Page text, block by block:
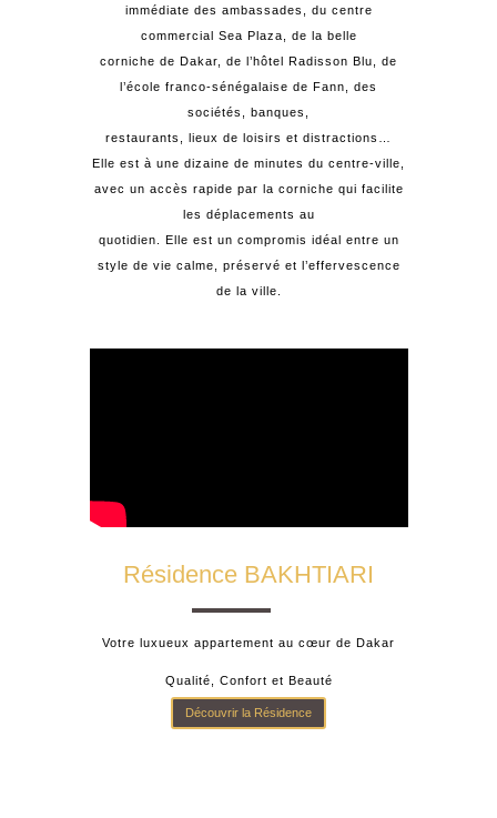
immédiate des ambassades, du centre
commercial Sea Plaza, de la belle
corniche de Dakar, de l’hôtel Radisson Blu, de
l’école franco-sénégalaise de Fann, des
sociétés, banques,
restaurants, lieux de loisirs et distractions…
Elle est à une dizaine de minutes du centre-ville,
avec un accès rapide par la corniche qui facilite
les déplacements au
quotidien. Elle est un compromis idéal entre un
style de vie calme, préservé et l’effervescence
de la ville.
Résidence BAKHTIARI
Votre luxueux appartement au cœur de Dakar
Qualité, Confort et Beauté
Découvrir la Résidence